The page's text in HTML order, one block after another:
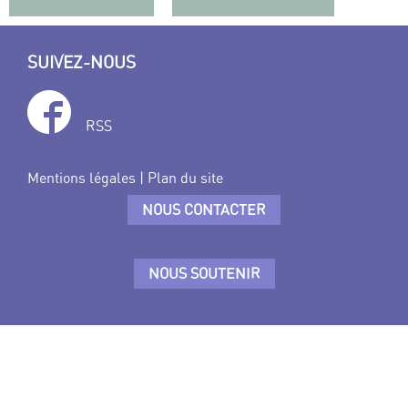
SUIVEZ-NOUS
RSS
Mentions légales | Plan du site
NOUS CONTACTER
NOUS SOUTENIR